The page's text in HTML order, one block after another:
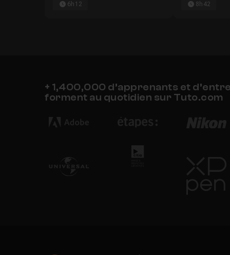
6h12 8h42
+ 1,400,000 d’apprenants et
forment au quotidien sur Tuto.com